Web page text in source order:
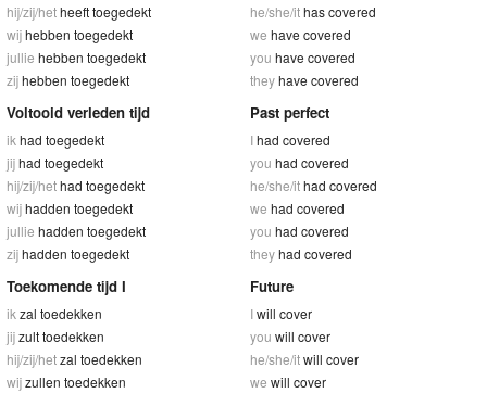
hij/zij/hetheeft toegedekt
wijhebben toegedekt
jullie hebben toegedekt
zijhebben toegedekt
he/she/ithas covered
we have covered
you have covered
theyhave covered
Voltooid verleden tijd
ik had toegedekt
jijhad toegedekt
hij/zij/hethad toegedekt
wijhadden toegedekt
jullie hadden toegedekt
zijhadden toegedekt
Past perfect
Ihad covered
you had covered
he/she/ithad covered
we had covered
you had covered
theyhad covered
Toekomende tijd I
ik zal toedekken
jijzult toedekken
hij/zij/hetzal toedekken
wijzullen toedekken
Future
Iwill cover
you will cover
he/she/itwill cover
we will cover